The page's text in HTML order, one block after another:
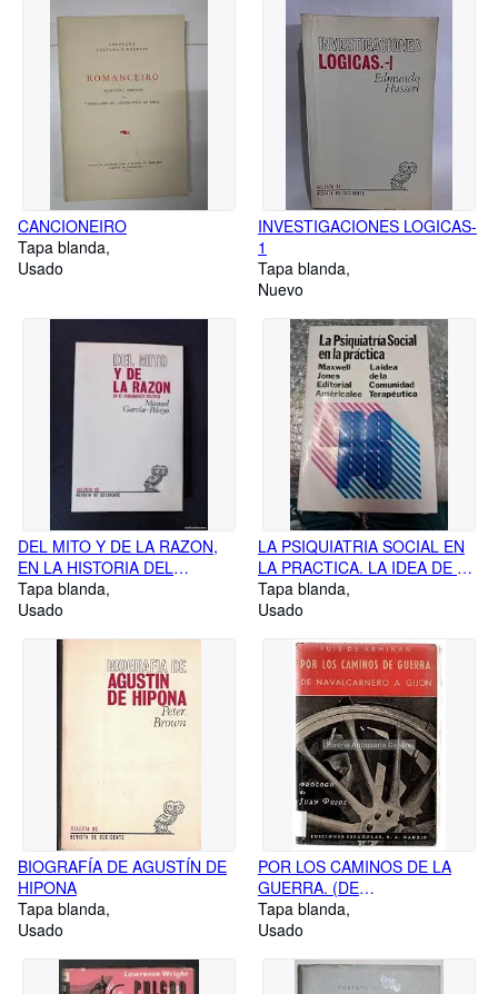
CANCIONEIRO
Tapa blanda
Usado
INVESTIGACIONES LOGICAS-
1
Tapa blanda
Nuevo
DEL MITO Y DE LA RAZON,
EN LA HISTORIA DEL
PENSAMIENTO POLITICO
Tapa blanda
Usado
LA PSIQUIATRIA SOCIAL EN
LA PRACTICA. LA IDEA DE LA
COMUNIDAD TERAPEÚTICA
Tapa blanda
Usado
BIOGRAFÍA DE AGUSTÍN DE
HIPONA
Tapa blanda
Usado
POR LOS CAMINOS DE LA
GUERRA. (DE
NAVALCARNERO A GIJÓN)
Tapa blanda
Usado